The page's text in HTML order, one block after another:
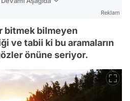
Reklam
bitmek bilmeyen
ve tabii ki bu aramaların
önüne seriyor.